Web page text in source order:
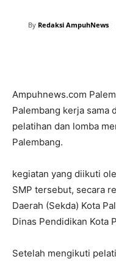
By Redaksi AmpuhNews
Ampuhnews.com
Palembang kerja sama
pelatihan dan lomba
Palembang.
kegiatan yang diikuti
SMP tersebut, secara
Daerah (Sekda) Kota
Dinas Pendidikan Kota
Setelah mengikuti